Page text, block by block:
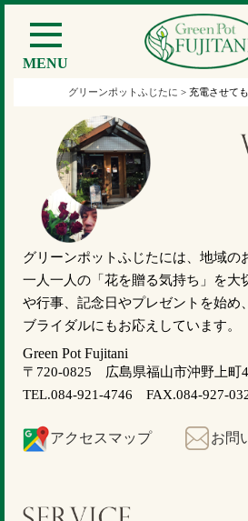
MENU
グリーンポットふじたに > 充電させて
グリーンポットふじたには、地域の
一人一人の「花を贈る気持ち」を大
や行事、記念日やプレゼントを始め
ブライダルにもお応えしています。
Green Pot Fujitani
〒720-0825 広島県福山市沖野上町
TEL.084-921-4746 FAX.084-927-
アクセスマップ お問